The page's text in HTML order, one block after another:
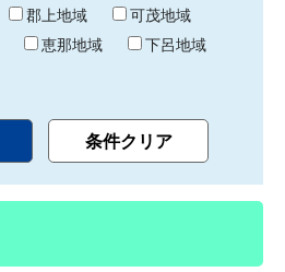
郡上地域
可茂地域
恵那地域
下呂地域